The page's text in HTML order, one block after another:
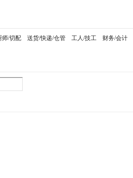
师/切配 送货/快递/仓管 工人/技工 财务/会计